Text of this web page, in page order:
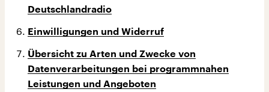
Deutschlandradio
Einwilligungen und Widerruf
Übersicht zu Arten und Zwecke von
Datenverarbeitungen bei programmnahen
Leistungen und Angeboten